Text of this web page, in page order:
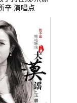
辛.演唱点